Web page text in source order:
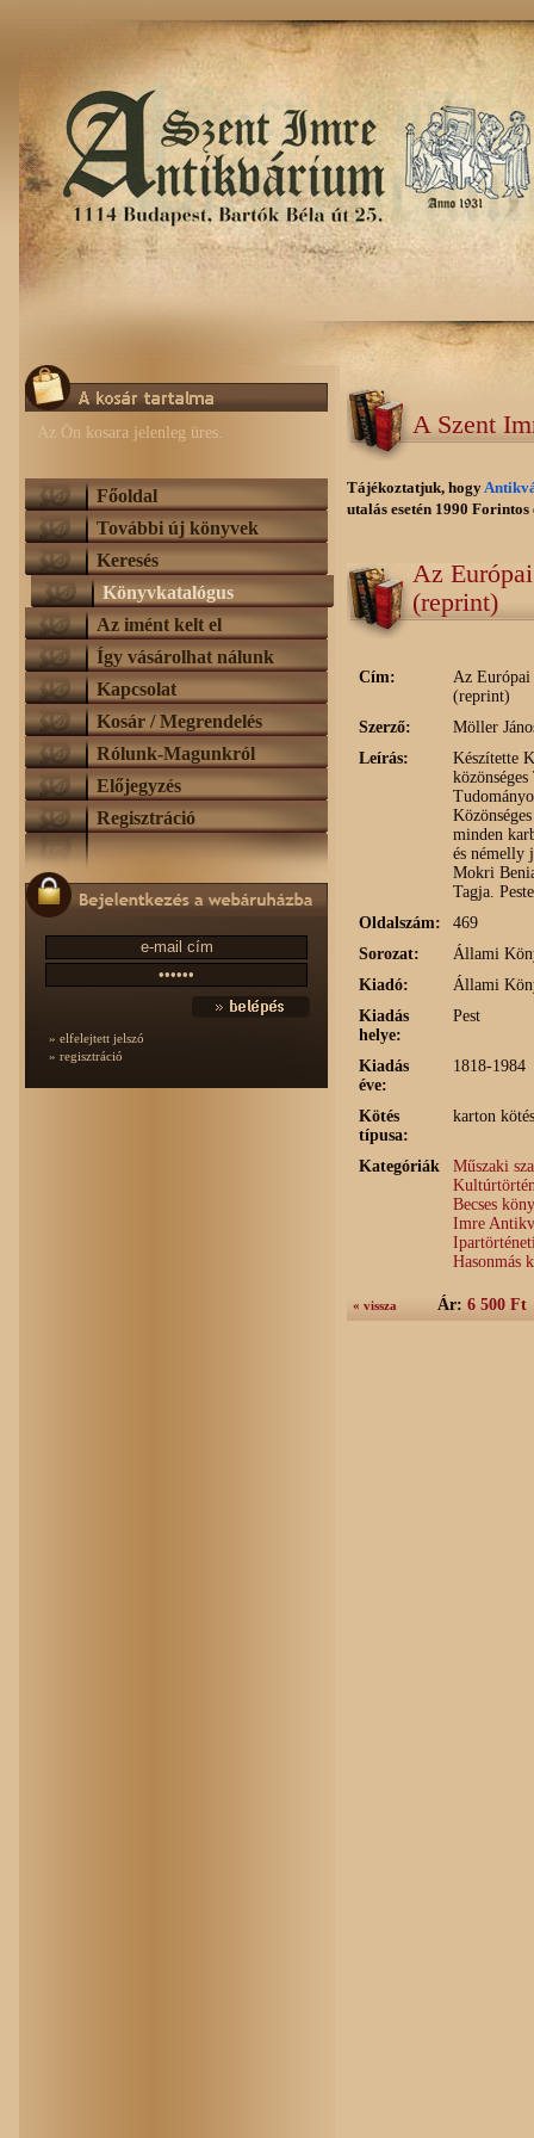
Az Ön kosara jelenleg üres.
Főoldal
További új könyvek
Keresés
Könyvkatalógus
Az imént kelt el
Így vásárolhat nálunk
Kapcsolat
Kosár / Megrendelés
Rólunk-Magunkról
Előjegyzés
Regisztráció
» elfelejtett jelszó
» regisztráció
A Szent
Tájékoztatjuk, hogy
utalás esetén 1990
Az
(reprint)
Cím:
Az Európai
(reprint)
Szerző:
Möller
Leírás:
Készítette
minden
és némelly
Mokri
Tagja.
Oldalszám:
469
Sorozat:
Állami
Kiadó:
Állami
Kiadás
helye:
Pest
Kiadás
éve:
1818-1984
Kötés
típusa:
karton kötés
Kategóriák
Műszaki
Becses
Imre
Hasonmás
« vissza Ár: 6 500 Ft